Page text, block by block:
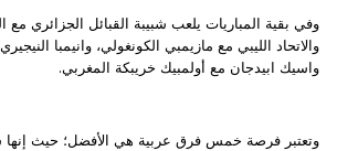
وفي بقية المباريات يلعب شبيبة القبائل الجزائري مع
والاتحاد الليبي مع مازيمبي الكونغولي، وانيمبا
واسيك ابيدجان مع أولمبيك خريبكة المغربي.
وتعتبر فرصة خمس فرق عربية هي الأفضل؛ حيث إنها